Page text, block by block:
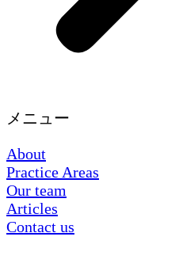
メニュー
About
Practice Areas
Our team
Articles
Contact us